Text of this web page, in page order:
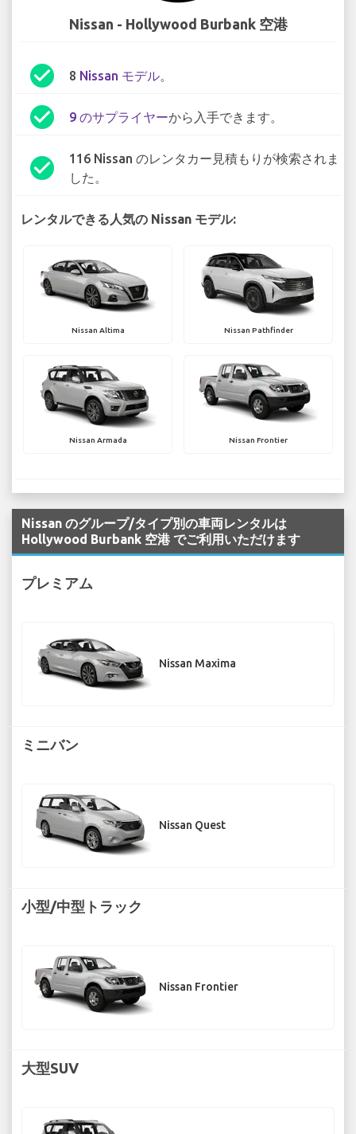
Nissan - Hollywood Burbank 空港
check_circle 8 Nissan モデル。
check_circle 9 のサプライヤーから入手できます。
check_circle
116 Nissan のレンタカー見積もりが検索されま
した。
レンタルできる人気の Nissan モデル:
Nissan Altima Nissan Pathfinder
Nissan Armada Nissan Frontier
Nissan のグループ/タイプ別の車両レンタルは
Hollywood Burbank 空港 でご利用いただけます
プレミアム
Nissan Maxima
ミニバン
Nissan Quest
小型/中型トラック
Nissan Frontier
大型SUV